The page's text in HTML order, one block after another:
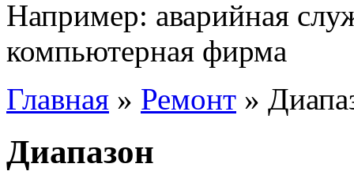
Например: аварийная
компьютерная фирма
Главная » Ремонт »
Диапазон